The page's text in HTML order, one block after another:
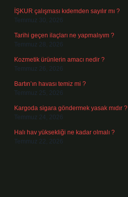
İŞKUR çalışması kıdemden sayılır mı ?
Temmuz 30, 2026
Tarihi geçen ilaçları ne yapmalıyım ?
Temmuz 28, 2026
Kozmetik ürünlerin amacı nedir ?
Temmuz 26, 2026
Bartın’ın havası temiz mi ?
Temmuz 25, 2026
Kargoda sigara göndermek yasak mıdır ?
Temmuz 24, 2026
Halı hav yüksekliği ne kadar olmalı ?
Temmuz 22, 2026